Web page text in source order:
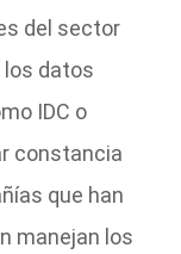
del sector
los datos
IDC o
constancia
que han
manejan los